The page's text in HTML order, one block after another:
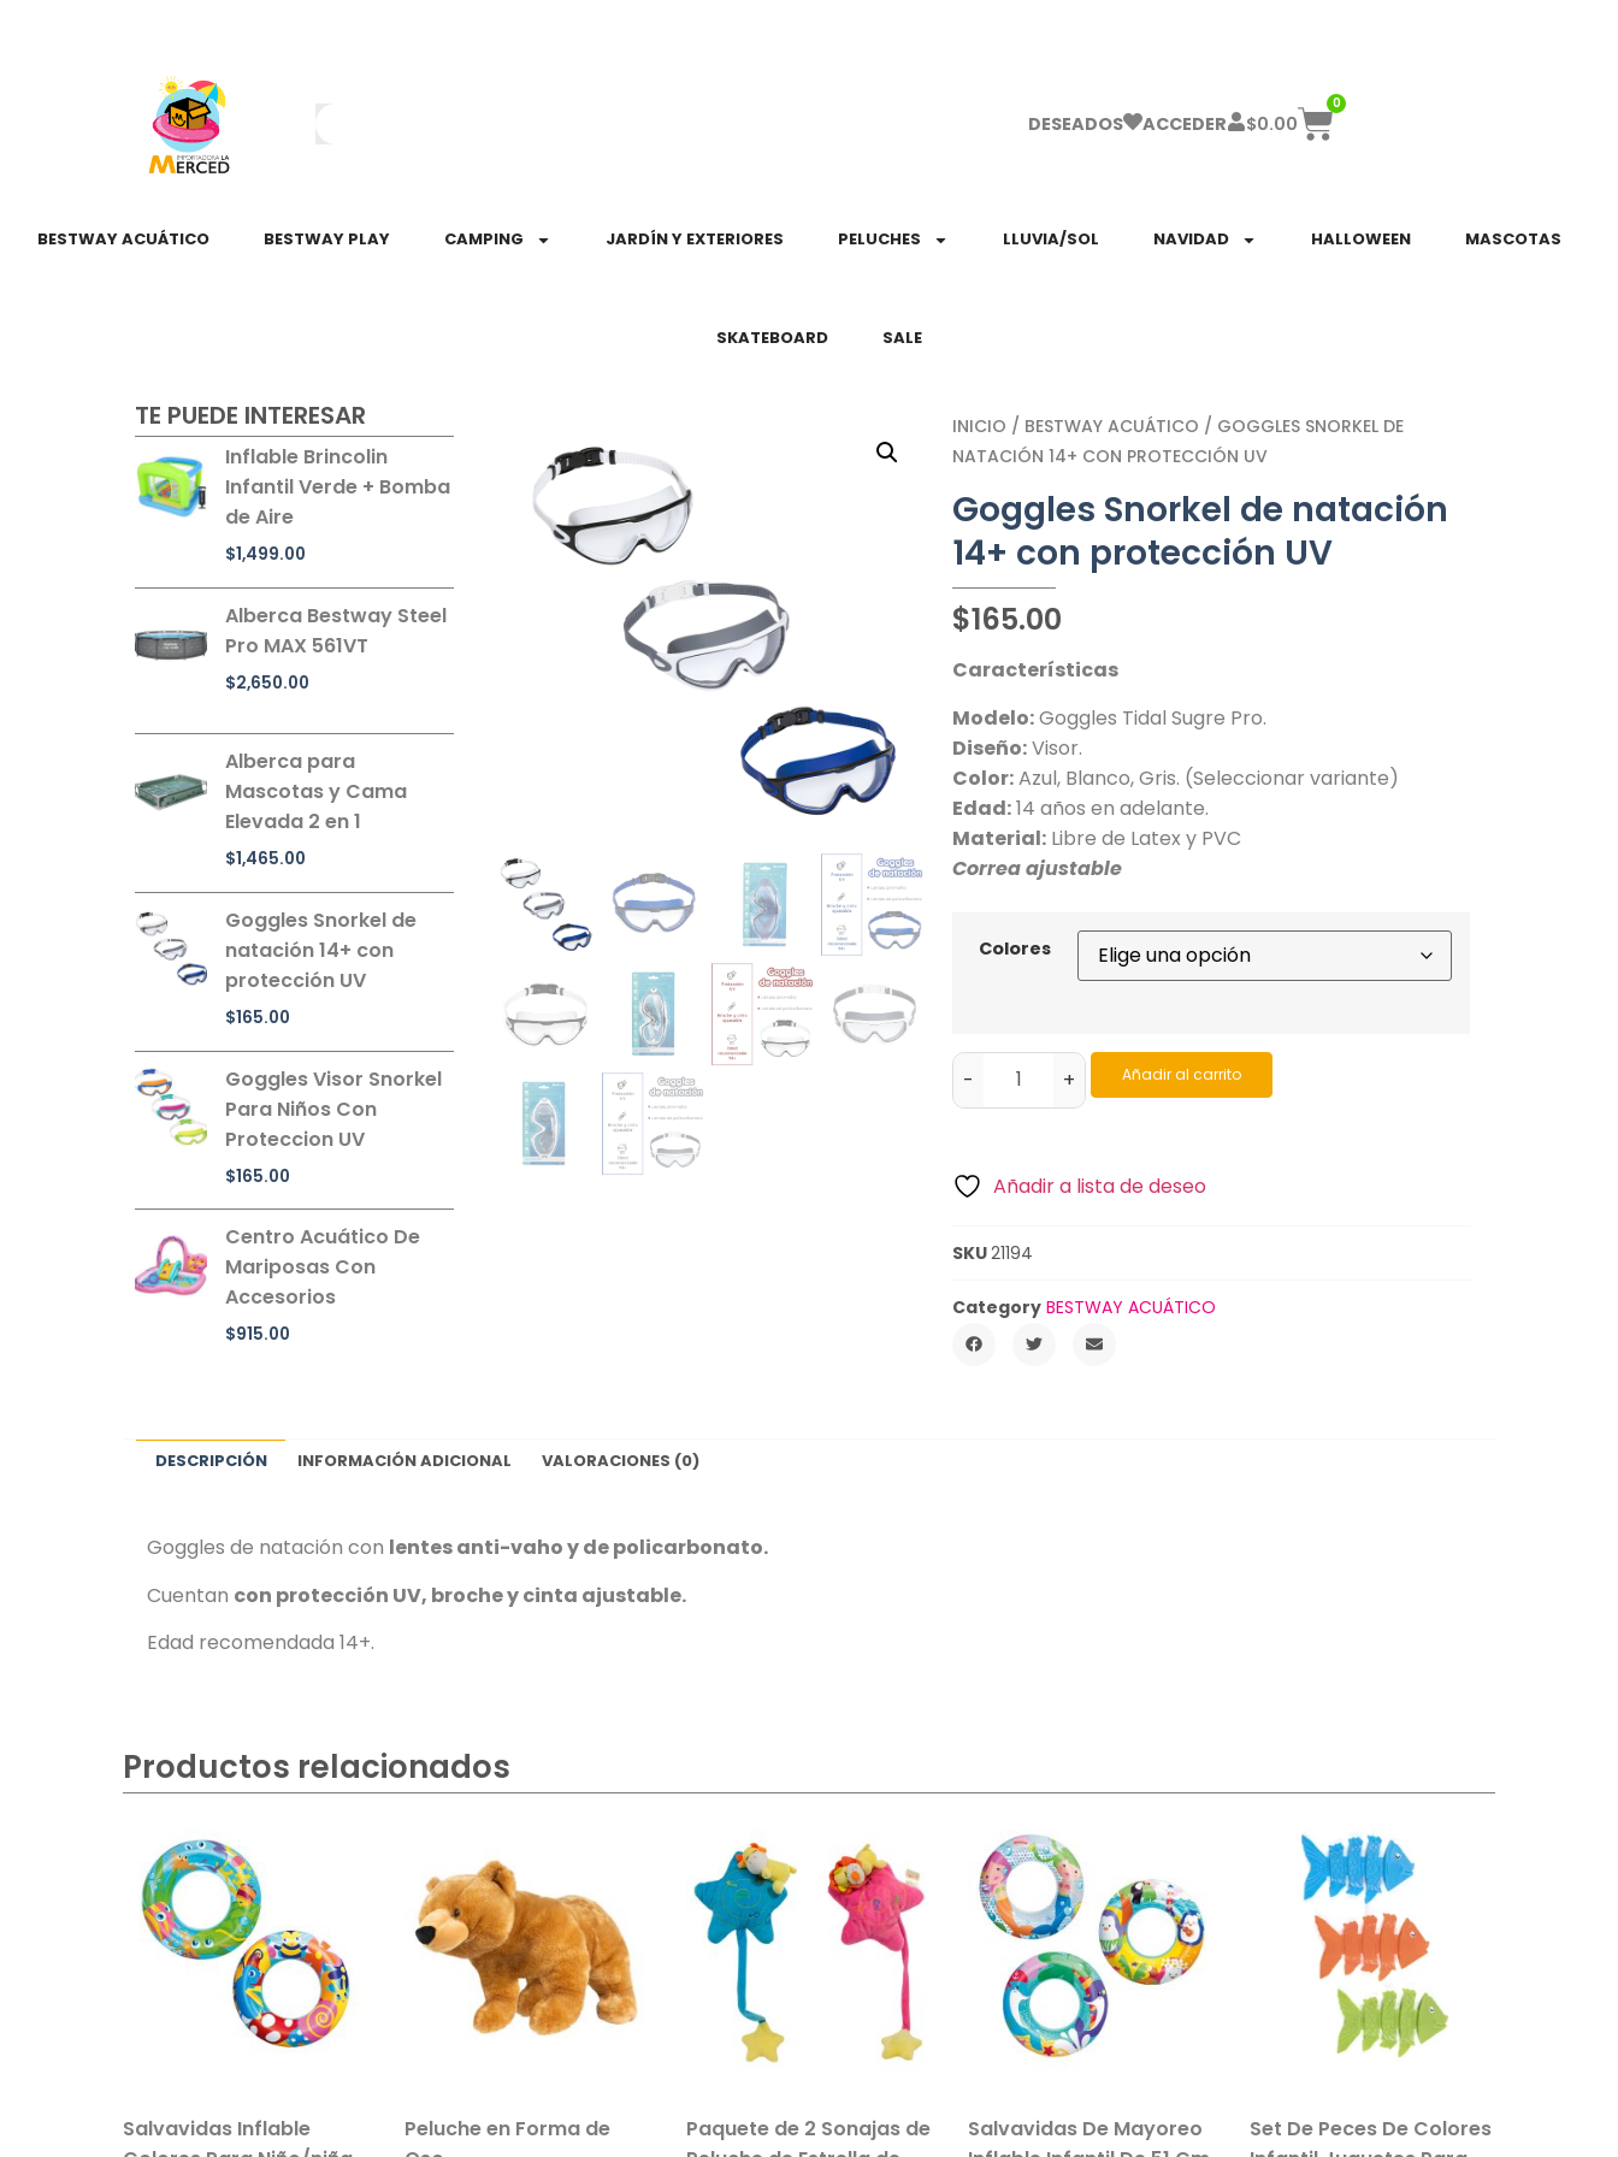
DESEADOS ACCEDER $0.00
0
BESTWAY ACUÁTICO BESTWAY PLAY CAMPING JARDÍN Y EXTERIORES PELUCHES LLUVIA/SOL NAVIDAD HALLOWEEN MASCOTAS
SKATEBOARD SALE
TE PUEDE INTERESAR
Inflable Brincolin
Infantil Verde + Bomba
de Aire
$1,499.00
Alberca Bestway Steel
Pro MAX 561VT
$2,650.00
Alberca para
Mascotas y Cama
Elevada 2 en 1
$1,465.00
Goggles Snorkel de
natación 14+ con
protección UV
$165.00
Goggles Visor Snorkel
Para Niños Con
Proteccion UV
$165.00
Centro Acuático De
Mariposas Con
Accesorios
$915.00
INICIO / BESTWAY ACUÁTICO / GOGGLES SNORKEL DE
NATACIÓN 14+ CON PROTECCIÓN UV
Goggles Snorkel de natación
14+ con protección UV
$165.00
Características
Modelo:Goggles Tidal Sugre Pro.
Diseño:Visor.
Color:Azul, Blanco, Gris. (Seleccionar variante)
Edad:14 años en adelante.
Material: Libre de Latex y PVC
Correa ajustable
Colores
- + Añadir al carrito
Añadir a lista de deseo
SKU21194
Category BESTWAY ACUÁTICO
DESCRIPCIÓN INFORMACIÓN ADICIONAL VALORACIONES (0)
Goggles de natación con lentes anti-vaho y de policarbonato.
Cuentan con protección UV, broche y cinta ajustable.
Edad recomendada 14+.
Productos relacionados
Salvavidas Inflable
Peluche en Forma de
Paquete de 2 Sonajas de
Salvavidas De Mayoreo
Set De Peces De Colores